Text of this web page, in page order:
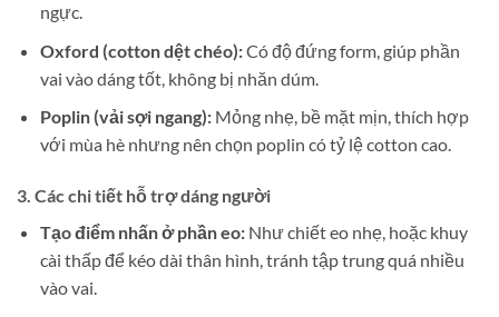
ngực.
Oxford (cotton dệt chéo):Có độ đứng form, giúp phần
vai vào dáng tốt, không bị nhăn dúm.
Poplin (vải sợi ngang):Mỏng nhẹ, bề mặt mịn, thích hợp
với mùa hè nhưng nên chọn poplin có tỷ lệ cotton cao.
3. Các chi tiết hỗ trợ dáng người
Tạo điểm nhấn ở phần eo:Như chiết eo nhẹ, hoặc khuy
cài thấp để kéo dài thân hình, tránh tập trung quá nhiều
vào vai.